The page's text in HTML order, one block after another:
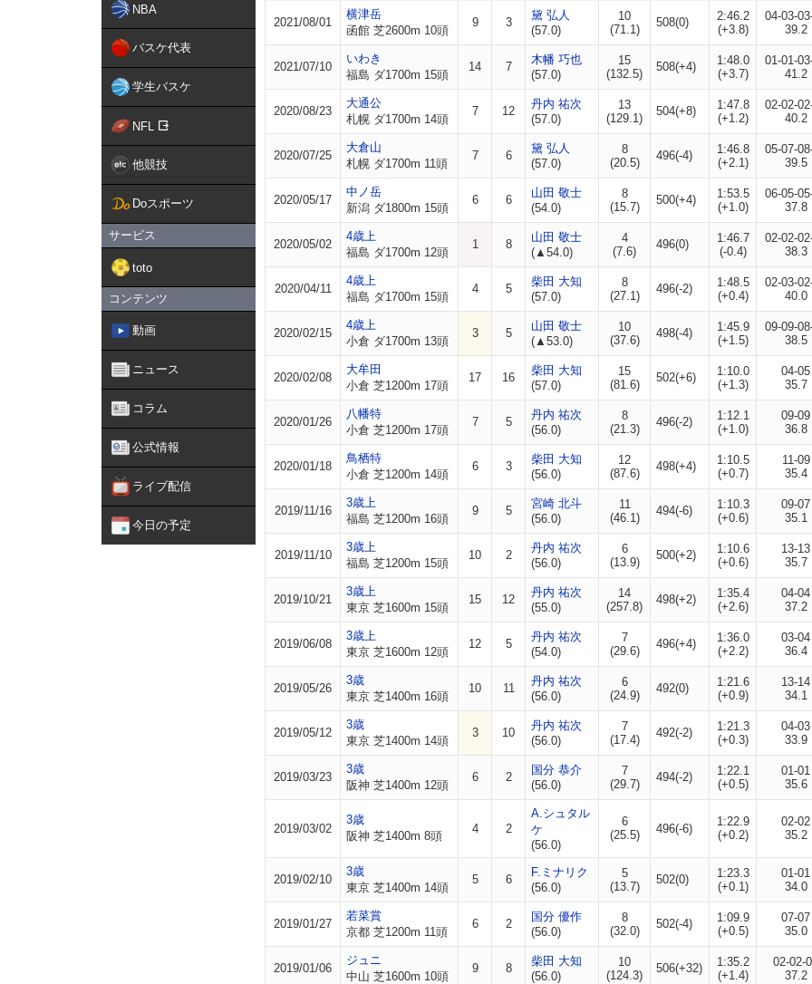
NBA
バスケ代表
学生バスケ
NFL
他競技
Doスポーツ
サービス
toto
コンテンツ
動画
ニュース
コラム
公式情報
ライブ配信
今日の予定
2021/08/01
横津岳
函館 芝2600m 10頭
9 3
黛 弘人
(57.0)
10
(71.1)
508(0)
2:46.2
(+3.8)
04-03-
39.2
2021/07/10
いわき
福島 ダ1700m 15頭
14 7
木幡 巧也
(57.0)
15
(132.5)
508(+4)
1:48.0
(+3.7)
01-01-
41.2
2020/08/23
大通公
札幌 ダ1700m 14頭
7 12
丹内 祐次
(57.0)
13
(129.1)
504(+8)
1:47.8
(+1.2)
02-02-
40.2
2020/07/25
大倉山
札幌 ダ1700m 11頭
7 6
黛 弘人
(57.0)
8
(20.5)
496(-4)
1:46.8
(+2.1)
05-07-
39.5
2020/05/17
中ノ岳
新潟 ダ1800m 15頭
6 6
山田 敬士
(54.0)
8
(15.7)
500(+4)
1:53.5
(+1.0)
06-05-
37.8
2020/05/02
4歳上
福島 ダ1700m 12頭
1 8
山田 敬士
(▲54.0)
4
(7.6)
496(0)
1:46.7
(-0.4)
02-02-
38.3
2020/04/11
4歳上
福島 ダ1700m 15頭
4 5
柴田 大知
(57.0)
8
(27.1)
496(-2)
1:48.5
(+0.4)
02-03-
40.0
2020/02/15
4歳上
小倉 ダ1700m 13頭
3 5
山田 敬士
(▲53.0)
10
(37.6)
498(-4)
1:45.9
(+1.5)
09-09-
38.5
2020/02/08
大牟田
小倉 芝1200m 17頭
17 16
柴田 大知
(57.0)
15
(81.6)
502(+6)
1:10.0
(+1.3)
04-05
35.7
2020/01/26
八幡特
小倉 芝1200m 17頭
7 5
丹内 祐次
(56.0)
8
(21.3)
496(-2)
1:12.1
(+1.0)
09-09
36.8
2020/01/18
鳥栖特
小倉 芝1200m 14頭
6 3
柴田 大知
(56.0)
12
(87.6)
498(+4)
1:10.5
(+0.7)
11-09
35.4
2019/11/16
3歳上
福島 芝1200m 16頭
9 5
宮崎 北斗
(56.0)
11
(46.1)
494(-6)
1:10.3
(+0.6)
09-07
35.1
2019/11/10
3歳上
福島 芝1200m 15頭
10 2
丹内 祐次
(56.0)
6
(13.9)
500(+2)
1:10.6
(+0.6)
13-13
35.7
2019/10/21
3歳上
東京 芝1600m 15頭
15 12
丹内 祐次
(55.0)
14
(257.8)
498(+2)
1:35.4
(+2.6)
04-04
37.2
2019/06/08
3歳上
東京 芝1600m 12頭
12 5
丹内 祐次
(54.0)
7
(29.6)
496(+4)
1:36.0
(+2.2)
03-04
36.4
2019/05/26
3歳
東京 芝1400m 16頭
10 11
丹内 祐次
(56.0)
6
(24.9)
492(0)
1:21.6
(+0.9)
13-14
34.1
2019/05/12
3歳
東京 芝1400m 14頭
3 10
丹内 祐次
(56.0)
7
(17.4)
492(-2)
1:21.3
(+0.3)
04-03
33.9
2019/03/23
3歳
阪神 芝1400m 12頭
6 2
国分 恭介
(56.0)
7
(29.7)
494(-2)
1:22.1
(+0.5)
01-01
35.6
2019/03/02
3歳
阪神 芝1400m 8頭
4 2
A.シュタル
ケ
(56.0)
6
(25.5)
496(-6)
1:22.9
(+0.2)
02-02
35.2
2019/02/10
3歳
東京 芝1400m 14頭
5 6
F.ミナリク
(56.0)
5
(13.7)
502(0)
1:23.3
(+0.1)
01-01
34.0
2019/01/27
若菜賞
京都 芝1200m 11頭
6 2
国分 優作
(56.0)
8
(32.0)
502(-4)
1:09.9
(+0.5)
07-07
35.0
2019/01/06
ジュニ
中山 芝1600m 10頭
9 8
柴田 大知
(56.0)
10
(124.3)
506(+32)
1:35.2
(+1.4)
02-02-
37.2